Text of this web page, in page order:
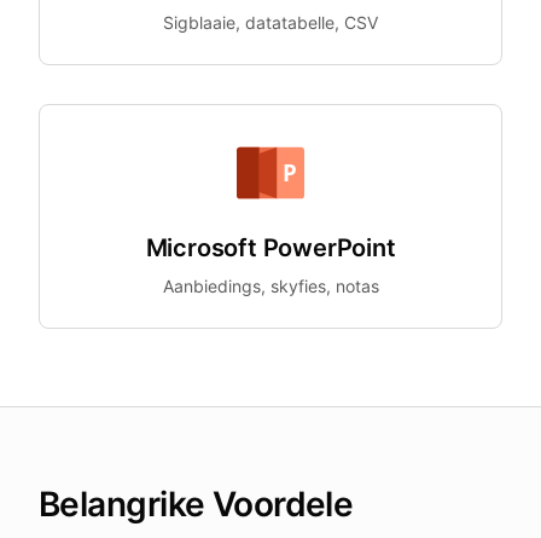
Sigblaaie, datatabelle, CSV
Microsoft PowerPoint
Aanbiedings, skyfies, notas
Belangrike Voordele